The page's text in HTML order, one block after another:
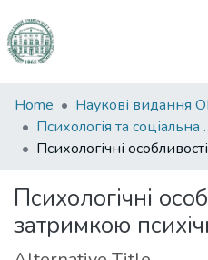
Communities
&
Collections
Statistics
Home
Психологічні
затримкою